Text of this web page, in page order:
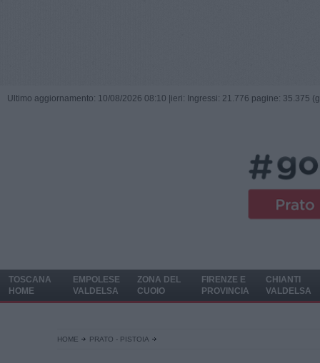
Ultimo aggiornamento: 10/08/2026 08:10 | ieri: Ingressi: 21.776 pagine: 35.375
TOSCANA
HOME
EMPOLESE
VALDELSA
ZONA DEL
CUOIO
FIRENZE E
PROVINCIA
CHIANTI
VALDELSA
HOME PRATO - PISTOIA